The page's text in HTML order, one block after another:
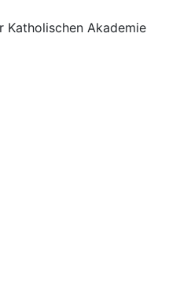
Katholischen Akademie